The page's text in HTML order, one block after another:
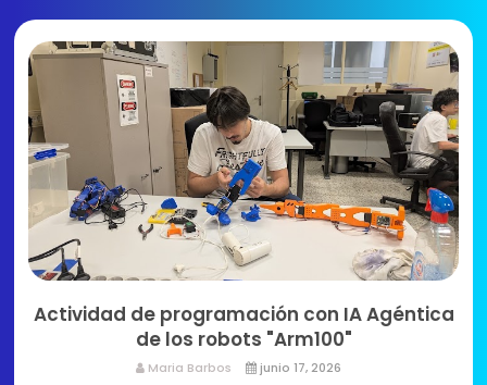
Actividad de programación con IA Agéntica
de los robots "Arm100"
Maria Barbos junio 17, 2026